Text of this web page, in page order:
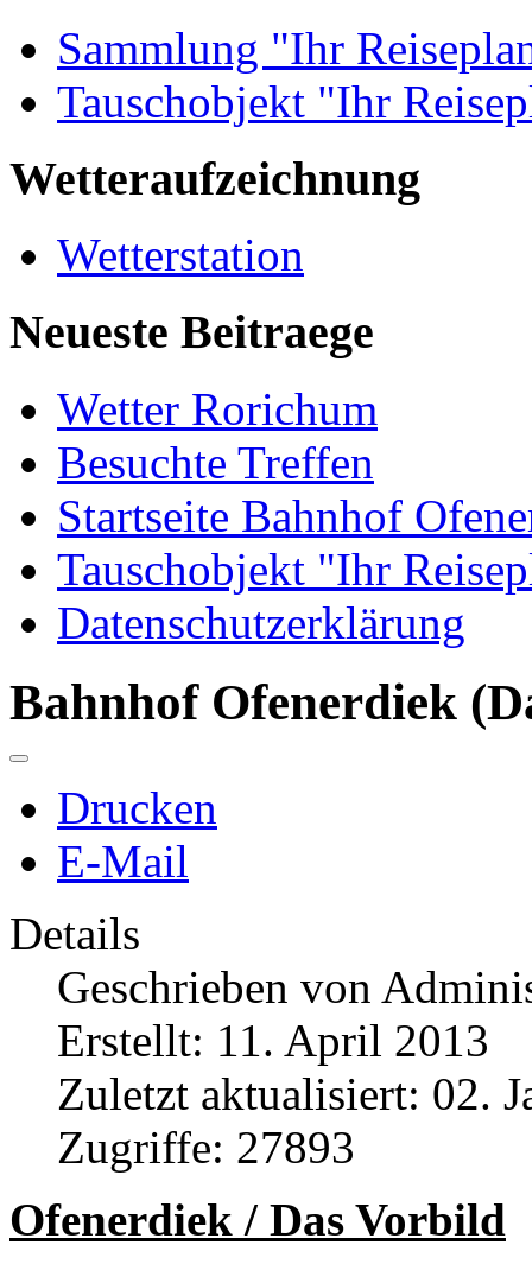
Sammlung "Ihr
Tauschobjekt "Ihr
Wetteraufzeichnung
Wetterstation
Neueste Beitraege
Wetter Rorichum
Besuchte Treffen
Startseite Bahnhof
Tauschobjekt "Ihr
Datenschutzerklärung
Bahnhof Ofenerdiek
Drucken
E-Mail
Details
Geschrieben von
Erstellt: 11. April 2013
Zuletzt aktualisiert: 02.
Zugriffe: 27893
Ofenerdiek / Das Vorbild